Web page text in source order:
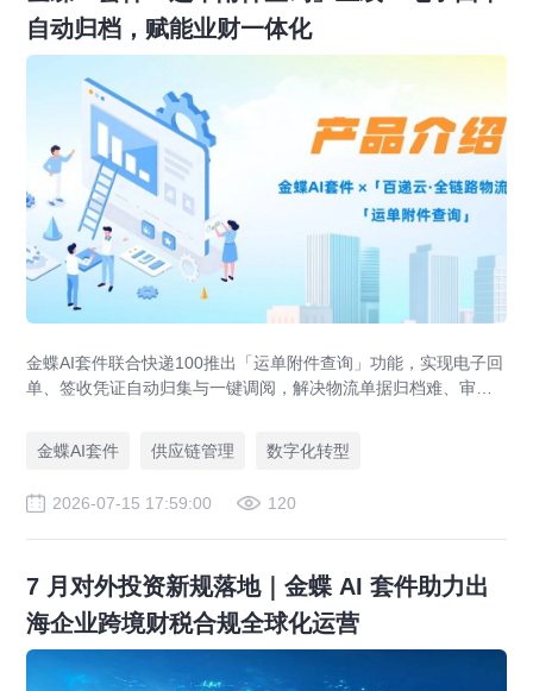
自动归档，赋能业财一体化
金蝶AI套件联合快递100推出「运单附件查询」功能，实现电子回
单、签收凭证自动归集与一键调阅，解决物流单据归档难、审计
一。
金蝶AI套件 供应链管理 数字化转型
2026-07-15 17:59:00 120
7 月对外投资新规落地｜金蝶 AI 套件助力出
海企业跨境财税合规全球化运营